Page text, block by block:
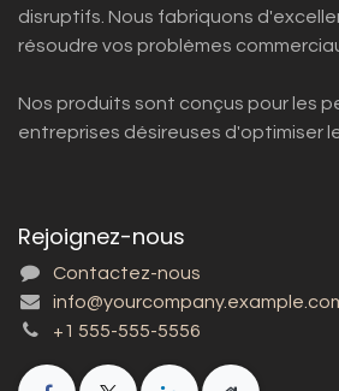
disruptifs. Nous fabriquons
résoudre vos problèmes
Nos produits sont conçus pour les
entreprises désireuses d'optimiser
Rejoignez-nous
Contactez-nous
+1 555-555-5556